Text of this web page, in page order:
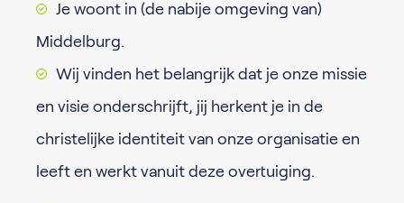
Je woont in (de nabije omgeving van)
Middelburg.
Wij vinden het belangrijk dat je onze missie
en visie onderschrijft, jij herkent je in de
christelijke identiteit van onze organisatie en
leeft en werkt vanuit deze overtuiging.